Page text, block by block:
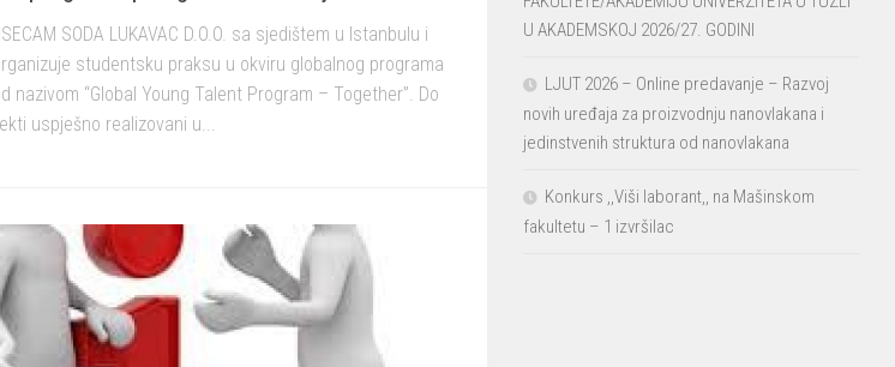
SODA LUKAVAC D.O.O. sa sjedištem u Istanbulu i
studentsku praksu u okviru globalnog programa
nazivom “Global Young Talent Program – Together”. Do
uspješno realizovani u...
U AKADEMSKOJ 2026/27. GODINI
LJUT 2026 – Online predavanje – Razvoj
novih uređaja za proizvodnju nanovlakana i
jedinstvenih struktura od nanovlakana
Konkurs ,,Viši laborant,, na Mašinskom
fakultetu – 1 izvršilac